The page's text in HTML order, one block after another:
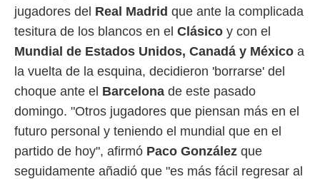
mediante
publicidad
de
jugadores del Real Madrid que ante la complicada
tesitura de los blancos en el Clásico y con el
Mundial de Estados Unidos, Canadá y México a
la vuelta de la esquina, decidieron 'borrarse' del
choque ante el Barcelona de este pasado
domingo. "Otros jugadores que piensan más en el
futuro personal y teniendo el mundial que en el
partido de hoy", afirmó Paco González que
seguidamente añadió que "es más fácil regresar al